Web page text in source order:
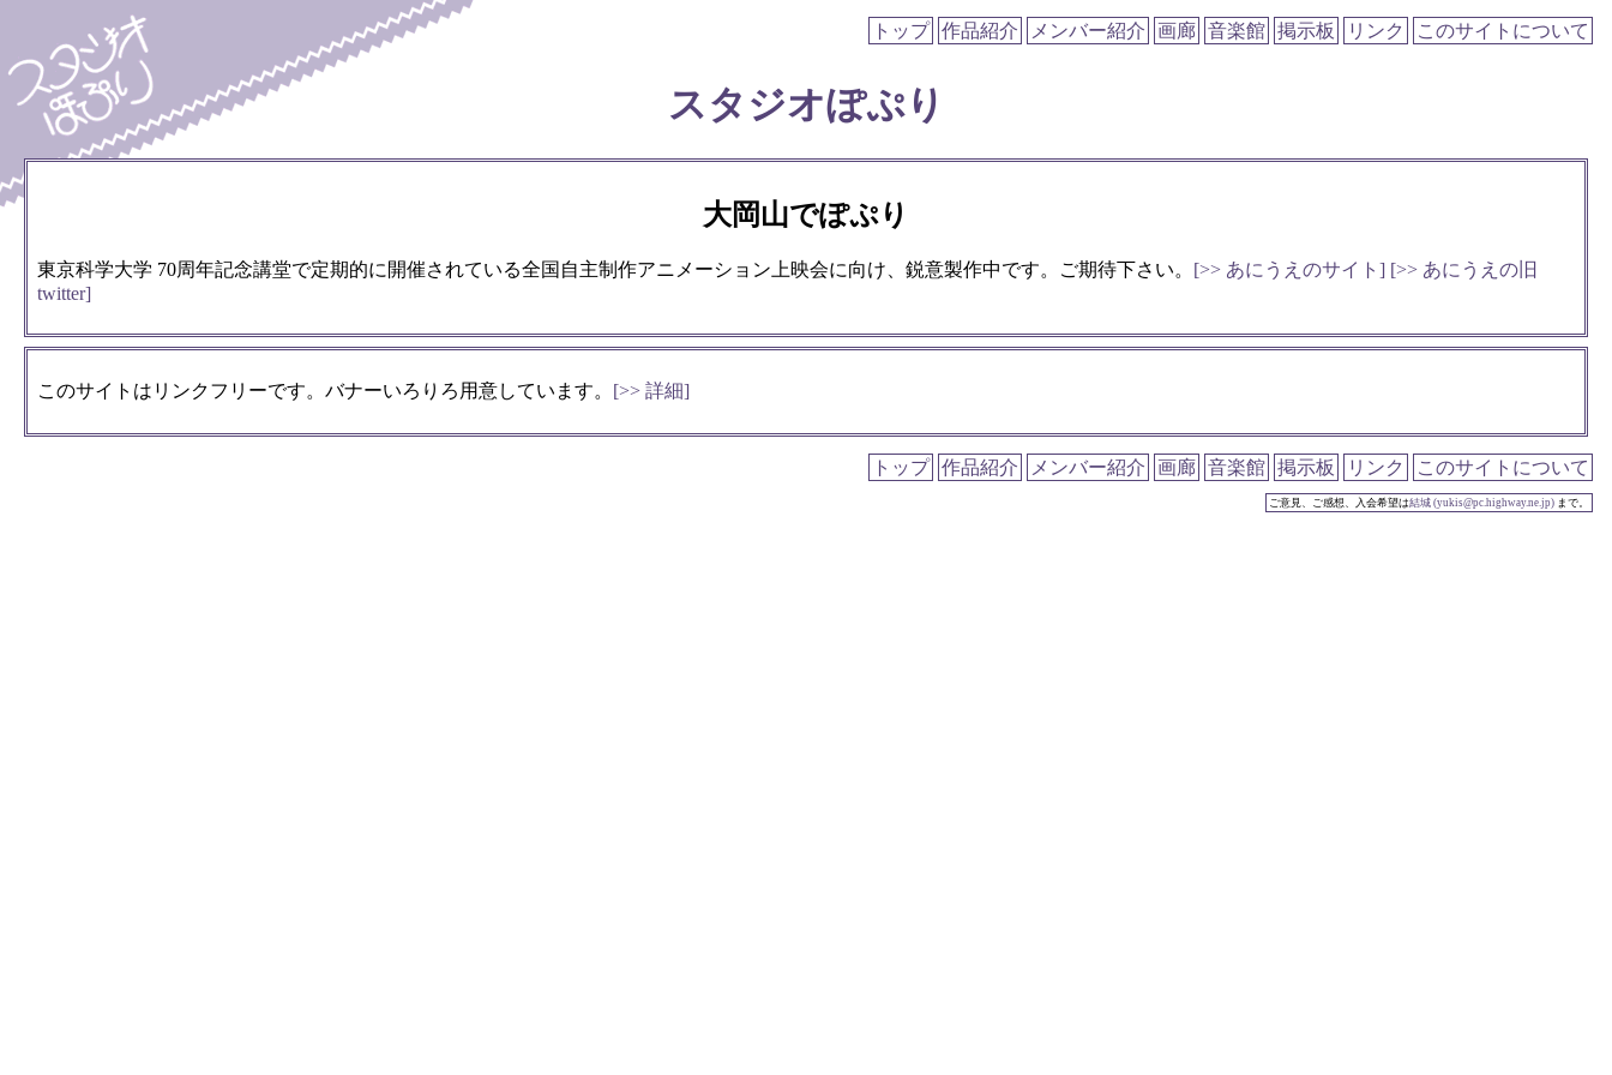
トップ 作品紹介 メンバー紹介 画廊 音楽館 掲示板 リンク このサイトについて
スタジオぽぷり
大岡山でぽぷり
東京科学大学 70周年記念講堂で定期的に開催されている全国自主制作アニメーション上映会に向け、鋭意製作中です。ご期待下さい。 [>> あにうえのサイト] [>> あにうえの旧
twitter]
このサイトはリンクフリーです。バナーいろりろ用意しています。 [>> 詳細]
トップ 作品紹介 メンバー紹介 画廊 音楽館 掲示板 リンク このサイトについて
ご意見、ご感想、入会希望は結城 (yukis@pc.highway.ne.jp) まで。